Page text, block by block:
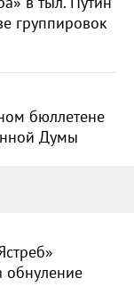
группировок
бюллетене
Думы
обнуление